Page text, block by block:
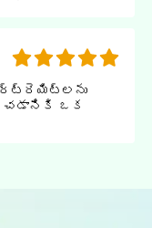
ఒక